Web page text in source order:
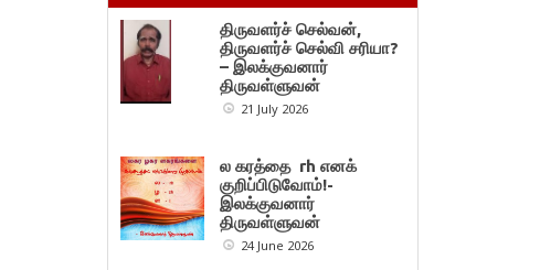
திருவளர்ச் செல்வன்,
திருவளர்ச் செல்வி சரியா?
– இலக்குவனார்
திருவள்ளுவன்
21 July 2026
ல கரத்தை rh எனக்
குறிப்பிடுவோம்!-
இலக்குவனார்
திருவள்ளுவன்
24 June 2026